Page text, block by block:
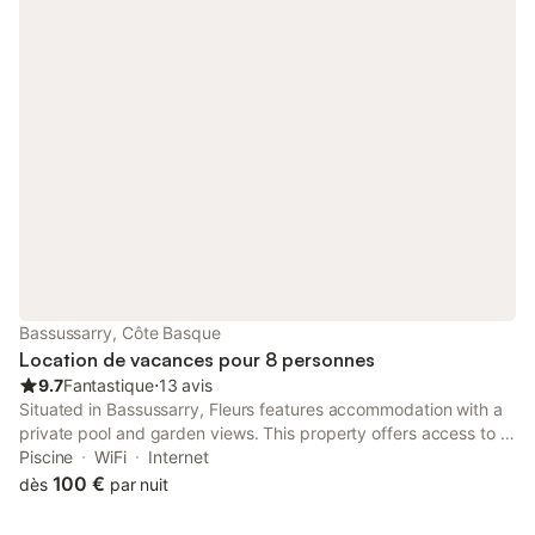
Bassussarry, Côte Basque
Location de vacances pour 8 personnes
9.7Fantastique⋅13 avis
Situated in Bassussarry, Fleurs features accommodation with a
private pool and garden views. This property offers access to a
terrace, free private parking and free WiFi. The property is non-
smoking and is located 5.5 km from Biarritz Train Station.
Piscine WiFi
Internet
dès 100 € par nuit